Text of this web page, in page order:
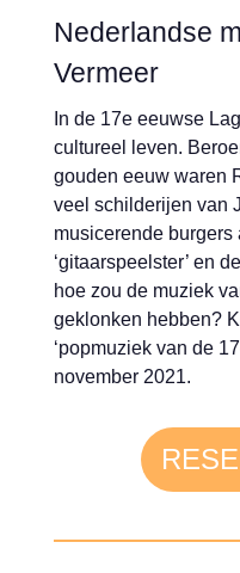
Nederlandse
Vermeer
In de 17e eeuwse
cultureel leven.
gouden eeuw waren
veel schilderijen van
musicerende
‘gitaarspeelster’ en
hoe zou de muziek
geklonken hebben?
‘popmuziek van de
november 2021.